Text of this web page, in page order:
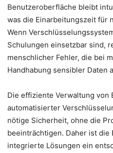
Benutzeroberfläche bleibt
was die Einarbeitungszeit für
Wenn
Schulungen einsetzbar sind,
menschlicher Fehler, die bei
Handhabung sensibler Daten
Die effiziente Verwaltung von
automatisierter
nötige Sicherheit, ohne die
beeinträchtigen. Daher ist die
integrierte Lösungen ein